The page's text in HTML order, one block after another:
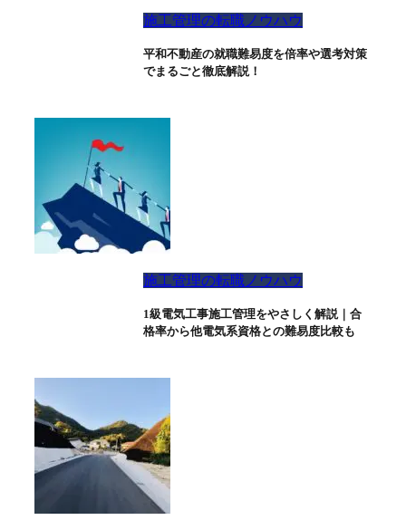
施工管理の転職ノウハウ
平和不動産の就職難易度を倍率や選考対策
でまるごと徹底解説！
施工管理の転職ノウハウ
1級電気工事施工管理をやさしく解説｜合
格率から他電気系資格との難易度比較も